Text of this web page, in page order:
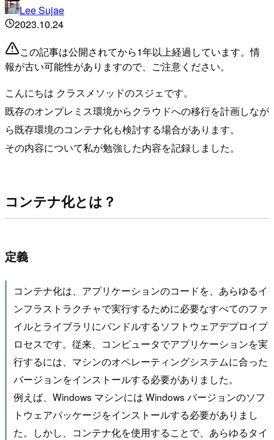
Lee Sujae
2023.10.24
この記事は公開されてから1年以上経過しています。情
報が古い可能性がありますので、ご注意ください。
こんにちは クラスメソッドのスジェです。
既存のオンプレミス環境からクラウドへの移行を計画しなが
ら既存環境のコンテナ化も検討する場合があります。
その内容について私が勉強した内容を記録しました。
コンテナ化とは？
定義
コンテナ化は、アプリケーションのコードを、あらゆるイ
ンフラストラクチャで実行するために必要なすべてのファ
イルとライブラリにバンドルするソフトウェアデプロイプ
ロセスです。従来、コンピュータでアプリケーションを実
行するには、マシンのオペレーティングシステムに合った
バージョンをインストールする必要がありました。
例えば、Windows マシンには Windows バージョンのソフ
トウェアパッケージをインストールする必要がありまし
た。しかし、コンテナ化を使用することで、あらゆるタイ